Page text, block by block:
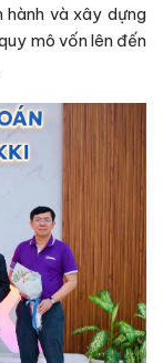
và xây dựng
mô vốn lên đến